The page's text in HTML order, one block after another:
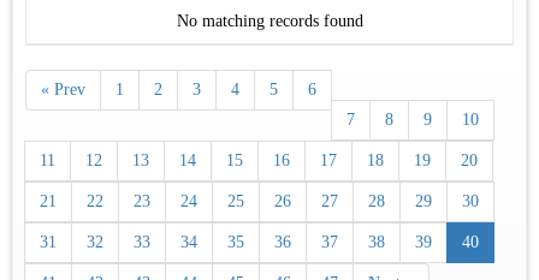
No matching records found
« Prev 1 2 3 4 5
6
7
8 9 10
11 12 13 14 15 16 17 18 19 20
21 22 23 24 25 26 27 28 29 30
31 32 33 34 35 36 37 38 39 40